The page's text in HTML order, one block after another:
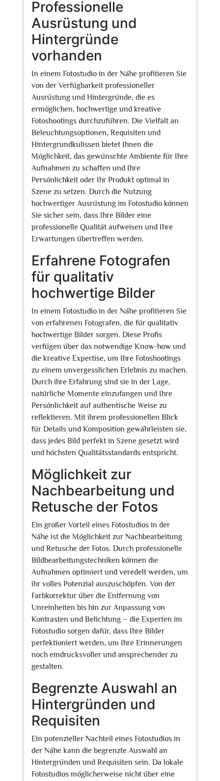
Professionelle
Ausrüstung und
Hintergründe
vorhanden
In einem Fotostudio in der Nähe profitieren Sie
von der Verfügbarkeit professioneller
Ausrüstung und Hintergründe, die es
ermöglichen, hochwertige und kreative
Fotoshootings durchzuführen. Die Vielfalt an
Beleuchtungsoptionen, Requisiten und
Hintergrundkulissen bietet Ihnen die
Möglichkeit, das gewünschte Ambiente für Ihre
Aufnahmen zu schaffen und Ihre
Persönlichkeit oder Ihr Produkt optimal in
Szene zu setzen. Durch die Nutzung
hochwertiger Ausrüstung im Fotostudio können
Sie sicher sein, dass Ihre Bilder eine
professionelle Qualität aufweisen und Ihre
Erwartungen übertreffen werden.
Erfahrene Fotografen
für qualitativ
hochwertige Bilder
In einem Fotostudio in der Nähe profitieren Sie
von erfahrenen Fotografen, die für qualitativ
hochwertige Bilder sorgen. Diese Profis
verfügen über das notwendige Know-how und
die kreative Expertise, um Ihre Fotoshootings
zu einem unvergesslichen Erlebnis zu machen.
Durch ihre Erfahrung sind sie in der Lage,
natürliche Momente einzufangen und Ihre
Persönlichkeit auf authentische Weise zu
reflektieren. Mit ihrem professionellen Blick
für Details und Komposition gewährleisten sie,
dass jedes Bild perfekt in Szene gesetzt wird
und höchsten Qualitätsstandards entspricht.
Möglichkeit zur
Nachbearbeitung und
Retusche der Fotos
Ein großer Vorteil eines Fotostudios in der
Nähe ist die Möglichkeit zur Nachbearbeitung
und Retusche der Fotos. Durch professionelle
Bildbearbeitungstechniken können die
Aufnahmen optimiert und veredelt werden, um
ihr volles Potenzial auszuschöpfen. Von der
Farbkorrektur über die Entfernung von
Unreinheiten bis hin zur Anpassung von
Kontrasten und Belichtung – die Experten im
Fotostudio sorgen dafür, dass Ihre Bilder
perfektioniert werden, um Ihre Erinnerungen
noch eindrucksvoller und ansprechender zu
gestalten.
Begrenzte Auswahl an
Hintergründen und
Requisiten
Ein potenzieller Nachteil eines Fotostudios in
der Nähe kann die begrenzte Auswahl an
Hintergründen und Requisiten sein. Da lokale
Fotostudios möglicherweise nicht über eine